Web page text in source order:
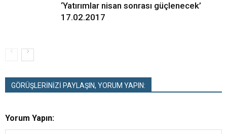
‘Yatırımlar nisan sonrası güçlenecek’
17.02.2017
GÖRÜŞLERİNİZİ PAYLAŞIN, YORUM YAPIN:
Yorum Yapın: